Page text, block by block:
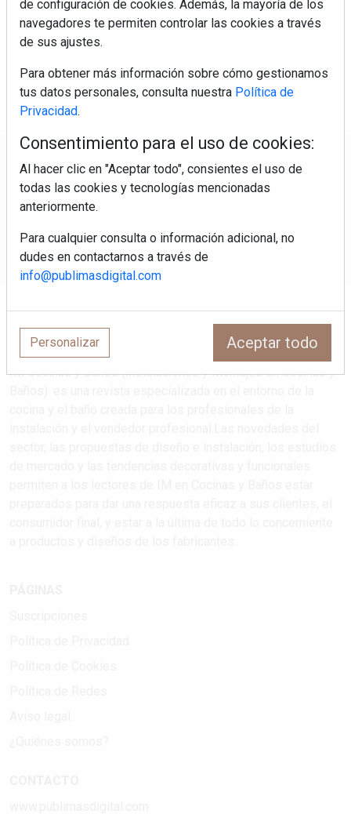
para el baño"
Regístrate y accede a contenidos
exclusivos
IM Cocinas y Baños (Instalaciones y Montajes en Cocinas y
de configuración de cookies. Además, la mayoría de los
navegadores te permiten controlar las cookies a través
de sus ajustes.
Para obtener más información sobre cómo gestionamos
tus datos personales, consulta nuestra Política de
Privacidad.
Consentimiento para el uso de cookies:
Al hacer clic en "Aceptar todo", consientes el uso de
todas las cookies y tecnologías mencionadas
anteriormente.
Para cualquier consulta o información adicional, no
dudes en contactarnos a través de
info@publimasdigital.com
Personalizar Aceptar todo